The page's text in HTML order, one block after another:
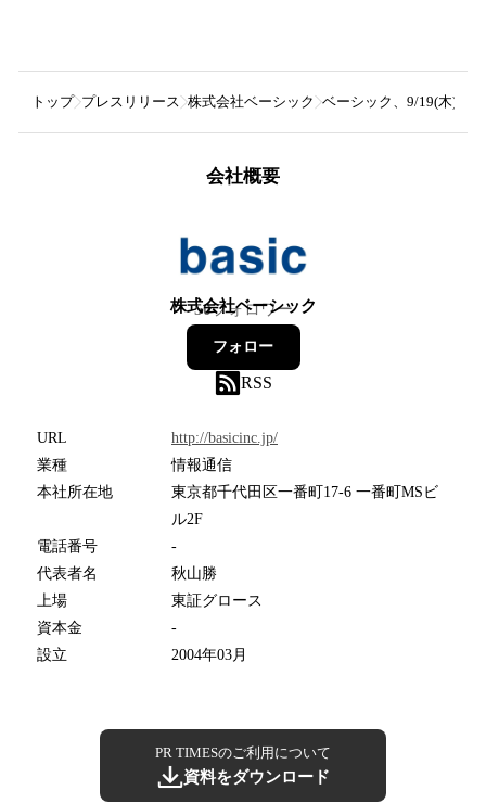
トップ プレスリリース 株式会社ベーシック ベーシック、9/19(木)11
会社概要
株式会社ベーシック
50フォロワー
フォロー
RSS
URL
http://basicinc.jp/
業種
情報通信
本社所在地
東京都千代田区一番町17-6 一番町MSビ
ル2F
電話番号
-
代表者名
秋山勝
上場
東証グロース
資本金
-
設立
2004年03月
PR TIMESのご利用について
資料をダウンロード